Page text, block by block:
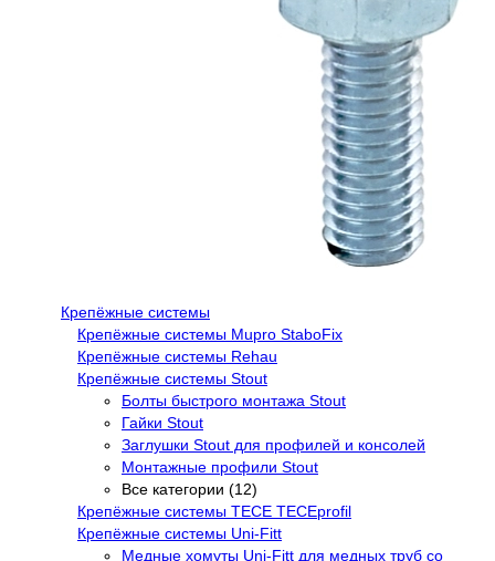
Крепёжные системы
Крепёжные системы Mupro StaboFix
Крепёжные системы Rehau
Крепёжные системы Stout
Болты быстрого монтажа Stout
Гайки Stout
Заглушки Stout для профилей и консолей
Монтажные профили Stout
Все категории (12)
Крепёжные системы TECE TECEprofil
Крепёжные системы Uni-Fitt
Медные хомуты Uni-Fitt для медных труб со